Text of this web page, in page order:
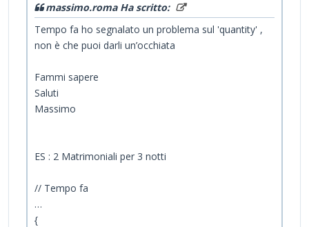
massimo.roma Ha scritto:
Tempo fa ho segnalato un problema sul 'quantity' ,
non è che puoi darli un’occhiata
Fammi sapere
Saluti
Massimo
ES : 2 Matrimoniali per 3 notti
// Tempo fa
…
{